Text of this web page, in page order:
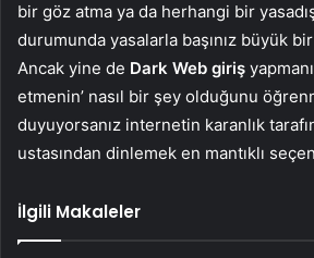
bir göz atma ya da herhangi bir
durumunda yasalarla başınız büyük
Ancak yine de Dark Web giriş
etmenin’ nasıl bir şey olduğunu
duyuyorsanız internetin karanlık
ustasından dinlemek en mantıklı
İlgili Makaleler